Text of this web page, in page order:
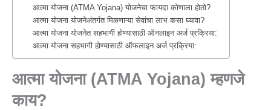
आत्‍मा योजना (ATMA Yojana) योजनेचा फायदा कोणाला होतो?
आत्‍मा योजना योजनेअंतर्गत मिळणाऱ्या सेवांचा लाभ कसा घ्यावा?
आत्‍मा योजना योजनेत सहभागी होण्यासाठी ऑनलाइन अर्ज प्रक्रिया:
आत्‍मा योजना सहभागी होण्यासाठी ऑफलाइन अर्ज प्रक्रिया:
आत्‍मा योजना (ATMA Yojana) म्हणजे
काय?